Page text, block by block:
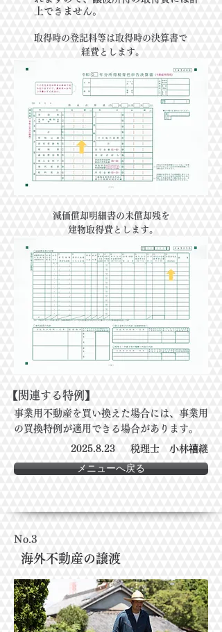
上できません。
取得時の登記料等は取得時の決算書で
経費とします｡
減価償却明細書の未償却残を
建物取得費とします｡​​​​​​​
【関連する特例】
事業用不動産を買い換えた場合には、事業用
の買換特例が適用できる場合があります。
2025.8.23 税理士 小林禧継
メニューへ戻る
No.3
海外不動産の譲渡